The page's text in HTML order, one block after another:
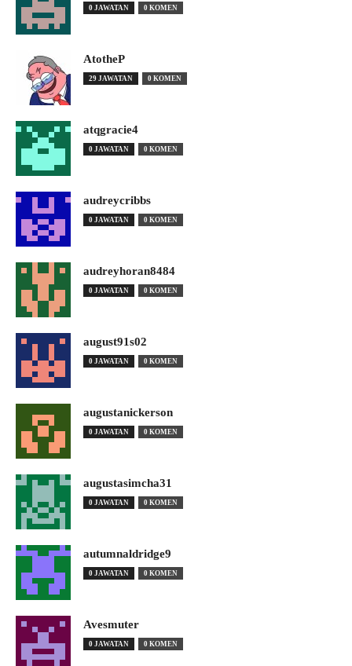
0 JAWATAN 0 KOMEN
AtotheP
29 JAWATAN 0 KOMEN
atqgracie4
0 JAWATAN 0 KOMEN
audreycribbs
0 JAWATAN 0 KOMEN
audreyhoran8484
0 JAWATAN 0 KOMEN
august91s02
0 JAWATAN 0 KOMEN
augustanickerson
0 JAWATAN 0 KOMEN
augustasimcha31
0 JAWATAN 0 KOMEN
autumnaldridge9
0 JAWATAN 0 KOMEN
Avesmuter
0 JAWATAN 0 KOMEN